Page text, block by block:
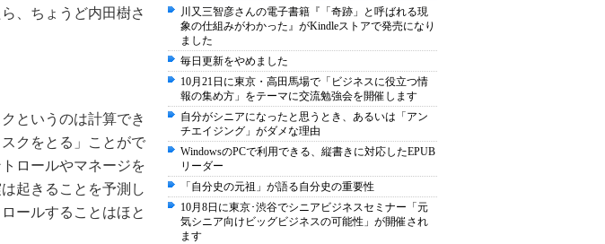
、ちょうど内田樹さ
というのは計算でき
クをとる」ことがで
ロールやマネージを
起きることを予測し
ールすることはほと
川又三智彦さんの電子書籍『「奇跡」と呼ばれる現
象の仕組みがわかった』がKindleストアで発売になり
ました
毎日更新をやめました
10月21日に東京・高田馬場で「ビジネスに役立つ情
報の集め方」をテーマに交流勉強会を開催します
自分がシニアになったと思うとき、あるいは「アン
チエイジング」がダメな理由
WindowsのPCで利用できる、縦書きに対応したEPUB
リーダー
「自分史の元祖」が語る自分史の重要性
10月8日に東京･渋谷でシニアビジネスセミナー「元
気シニア向けビッグビジネスの可能性」が開催され
ます